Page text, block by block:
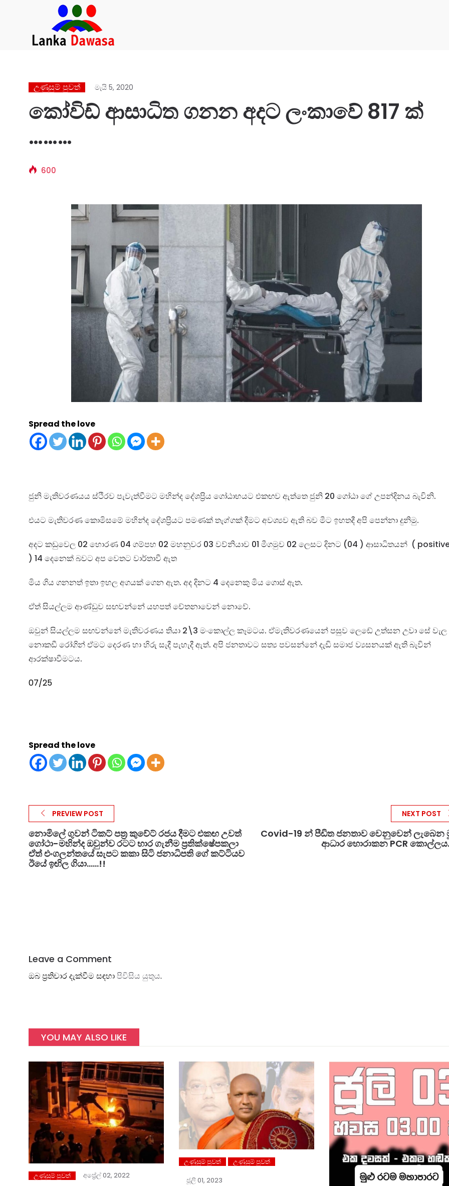
උණුසුම් පුවත් මැයි 5, 2020
කෝවිඩ් ආසාධිත ගනන අදට ලංකාවේ 817 ක්
………
600
Spread the love
ජුනි මැතිවරණයය ස්ථිරව පැවැත්වීමට මහින්ද දේශප්‍රිය ගෝඨාභයට එකඟව ඇත්තෙ ජුනි 20 ගෝඨා ගේ උපන්දිනය බැවිනි.
එයට මැතිවරණ කොමිසමේ මහින්ද දේශප්‍රියට පමණක් තැග්ගක් දීමට අවශ්‍යව ඇති බව මීට ඉහතදී අපි පෙන්නා දුනිමු.
අදට කඩුවෙල 02 හොරණ 04 ගම්පහ 02 මහනුවර 03 වව්නියාව 01 මීගමුව 02 ලෙසට දිනට (04 ) ආසාධිතයන් (
) 14 දෙනෙක් බවට අප වෙතට වාර්තාවී ඇත
මිය ගිය ගනනත් ඉතා ඉහල අගයක් ගෙන ඇත. අද දිනට 4 දෙනෙකු මිය ගොස් ඇත.
ඒත් සියල්ලම ආණ්ඩුව සඟවන්නේ යහපත් චේතනාවෙන් නොවේ.
ඔවුන් සියල්ලම සඟවන්නේ මැතිවරණය තියා 2\3 මංකොල්ල කෑමටය. ඒමැතිවරණයෙන් පසුව ලෙඩේ උත්සන උවා සේ වැල
නොකඩී රෝගින් ඒමට දෙරණ හා හිරු සැදී පැහැදී ඇත්. අපි ජනතාවට සත්‍ය පවසන්නේ දැඩි සමාජ ව්‍යසනයක් ඇති බැවින්
ආරක්ෂාවීමටය.
07/25
Spread the love
PREVIEW POST
නොමිලේ ගුවන් ටිකට් පත්‍ර කුවේට් රජය දීමට එකඟ උවත්
ගෝථා-මහින්ද ඔවුන්ව රටට භාර ගැනීම ප්‍රතික්ෂේපකලා
ඒත් එංගලන්තයේ සැපට කකා සිටි ජනාධිපති ගේ කට්ටියව
ඊයේ ඉඟිල ගියා......!!
NEXT POST
Covid-19 න් පීඩිත ජනතාව වෙනුවෙන් ලැබෙන
ආධාර හොරාකන PCR
Leave a Comment
ඔබ ප්‍රතිචාර දැක්වීම සඳහාපිවිසිය යුතුය.
YOU MAY ALSO LIKE
උණුසුම් පුවත් අප්‍රේල් 02, 2022
උණුසුම් පුවත්
උණුසුම් පුවත්
ජූලි 01, 2023